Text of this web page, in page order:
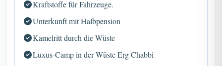
Unterkunft mit Halbpension
Kamelritt durch die Wüste
Luxus-Camp in der Wüste Erg Chabbi
Transfers zu Flughäfen